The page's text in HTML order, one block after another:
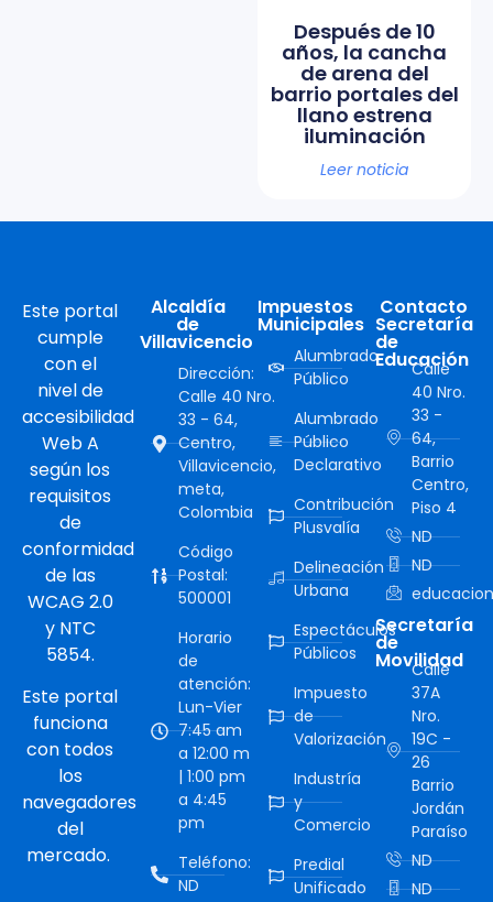
Después de 10
años, la cancha
de arena del
barrio portales del
llano estrena
iluminación
Leer noticia
Este portal
cumple
con el
nivel de
accesibilidad
Web A
según los
requisitos
de
conformidad
de las
WCAG 2.0
y NTC
5854.
Este portal
funciona
con todos
los
navegadores
del
mercado.
Alcaldía
de
Villavicencio
Dirección:
Calle 40 Nro.
33 - 64,
Centro,
Villavicencio,
meta,
Colombia
Código
Postal:
500001
Horario
de
atención:
Lun-Vier
7:45 am
a 12:00 m
| 1:00 pm
a 4:45
pm
Teléfono:
ND
Impuestos
Municipales
Alumbrado
Público
Alumbrado
Público
Declarativo
Contribución
Plusvalía
Delineación
Urbana
Espectáculos
Públicos
Impuesto
de
Valorización
Industría
y
Comercio
Predial
Unificado
Contacto
Secretaría
de
Educación
Calle
40 Nro.
33 -
64,
Barrio
Centro,
Piso 4
ND
ND
Secretaría
de
Movilidad
Calle
37A
Nro.
19C -
26
Barrio
Jordán
Paraíso
ND
ND